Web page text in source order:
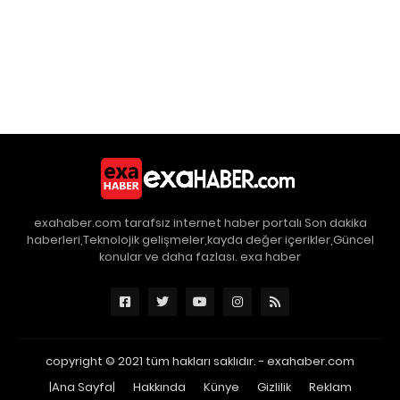
exahaber.com tarafsız internet haber portalı Son dakika
haberleri,Teknolojik gelişmeler,kayda değer içerikler,Güncel
konular ve daha fazlası. exa haber
copyright © 2021 tüm hakları saklıdır. - exahaber.com
|Ana Sayfa|
Hakkında Künye Gizlilik Reklam